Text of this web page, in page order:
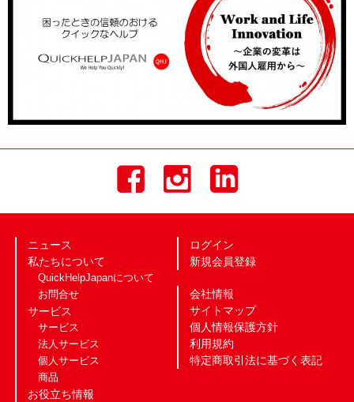
ニュース
私たちについて
QuickHelpJapanについて
お問合せ
サービス
サービス
法人サービス
個人サービス
商品
お役立ち情報
ログイン
新規会員登録
会社情報
サイトマップ
個人情報保護方針
利用規約
特定商取引法に基づく表記